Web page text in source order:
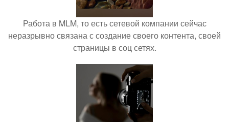
Работа в MLM, то есть сетевой компании сейчас
неразрывно связана с создание своего контента, своей
страницы в соц сетях.